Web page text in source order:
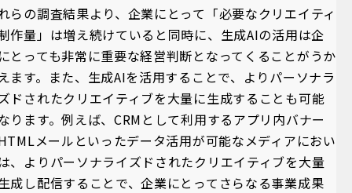
らの調査結果より、企業にとって「必要なクリエイティ
作量」は増え続けていると同時に、生成AIの活用は企
とっても非常に重要な経営判断となってくることがうか
ます。また、生成AIを活用することで、よりパーソナラ
ドされたクリエイティブを大量に生成することも可能
ります。例えば、CRMとして利用するアプリ内バナー
メールといったデータ活用が可能なメディアにおい
、よりパーソナライズドされたクリエイティブを大量
成し配信することで、企業にとってさらなる事業成果